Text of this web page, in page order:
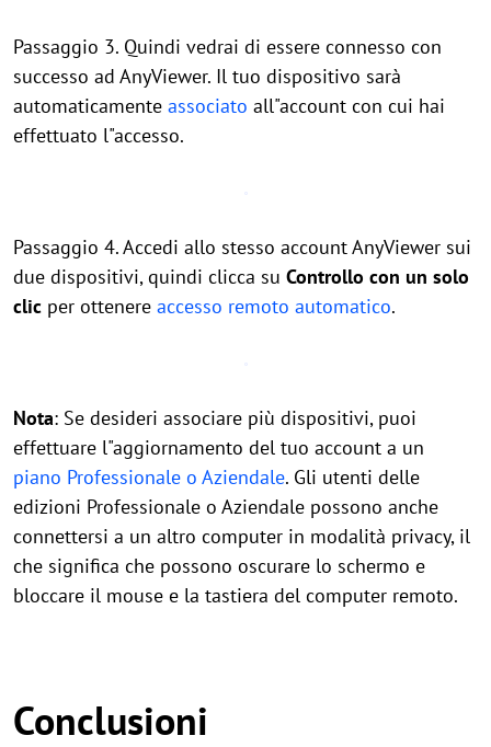
Passaggio 3. Quindi vedrai di essere connesso con
successo ad AnyViewer. Il tuo dispositivo sarà
automaticamente associato all"account con cui hai
effettuato l"accesso.
Passaggio 4. Accedi allo stesso account AnyViewer sui
due dispositivi, quindi clicca su Controllo con un solo
clic per ottenere accesso remoto automatico.
Nota: Se desideri associare più dispositivi, puoi
effettuare l"aggiornamento del tuo account a un
piano Professionale o Aziendale. Gli utenti delle
edizioni Professionale o Aziendale possono anche
connettersi a un altro computer in modalità privacy, il
che significa che possono oscurare lo schermo e
bloccare il mouse e la tastiera del computer remoto.
Conclusioni